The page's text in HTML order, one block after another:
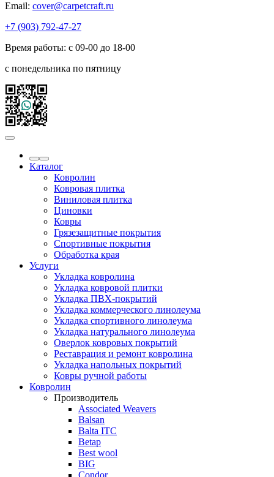
Email: cover@carpetcraft.ru
+7 (903) 792-47-27
Время работы: с 09-00 до 18-00
с понедельника по пятницу
Каталог
Ковролин
Ковровая плитка
Виниловая плитка
Циновки
Ковры
Грязезащитные покрытия
Спортивные покрытия
Обработка края
Услуги
Укладка ковролина
Укладка ковровой плитки
Укладка ПВХ-покрытий
Укладка коммерческого линолеума
Укладка спортивного линолеума
Укладка натурального линолеума
Оверлок ковровых покрытий
Реставрация и ремонт ковролина
Укладка напольных покрытий
Ковры ручной работы
Ковролин
Производитель
Associated Weavers
Balsan
Balta ITC
Betap
Best wool
BIG
Condor